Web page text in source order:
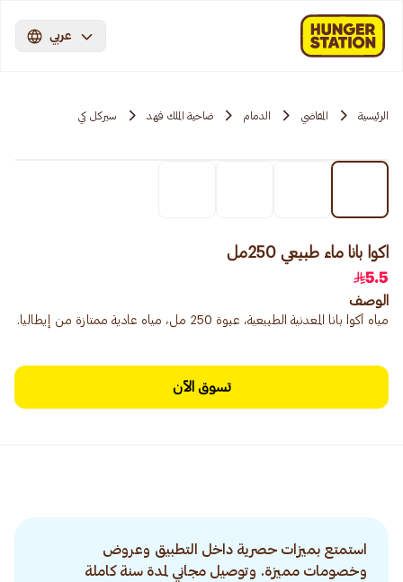
عربي
الرئيسية المقاضي الدمام ضاحية الملك فهد سيركل كي
اكوا بانا ماء طبيعي 250مل
5.5
الوصف
مياه أكوا بانا المعدنية الطبيعية، عبوة 250 مل، مياه عادية ممتازة من إيطاليا.
تسوق الآن
استمتع بميزات حصرية داخل التطبيق وعروض
وخصومات مميزة. وتوصيل مجاني لمدة سنة كاملة